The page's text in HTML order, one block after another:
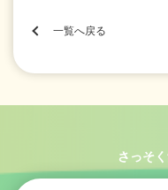
一覧へ戻る
さっそ